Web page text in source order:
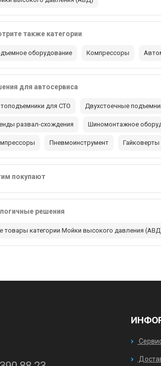
также категории
оборудование Компрессоры
для автосервиса
для СТО Двухстоечные
развал-схождения Шиномонтажное
Пневмоинструмент Гайковерты
покупают
решения
товары категории Мойки высокого давления